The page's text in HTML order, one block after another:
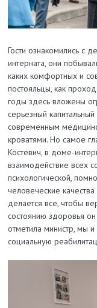
Гости ознакомились с
интерната, они
каких комфортных и
постояльцы, как
годы здесь вложены
серьезный
современным
кроватями. Но самое
Костевич, в доме-
взаимодействие всех
психологической,
человеческие
делается все, чтобы
состоянию здоровья
отметила министр, мы
социальную